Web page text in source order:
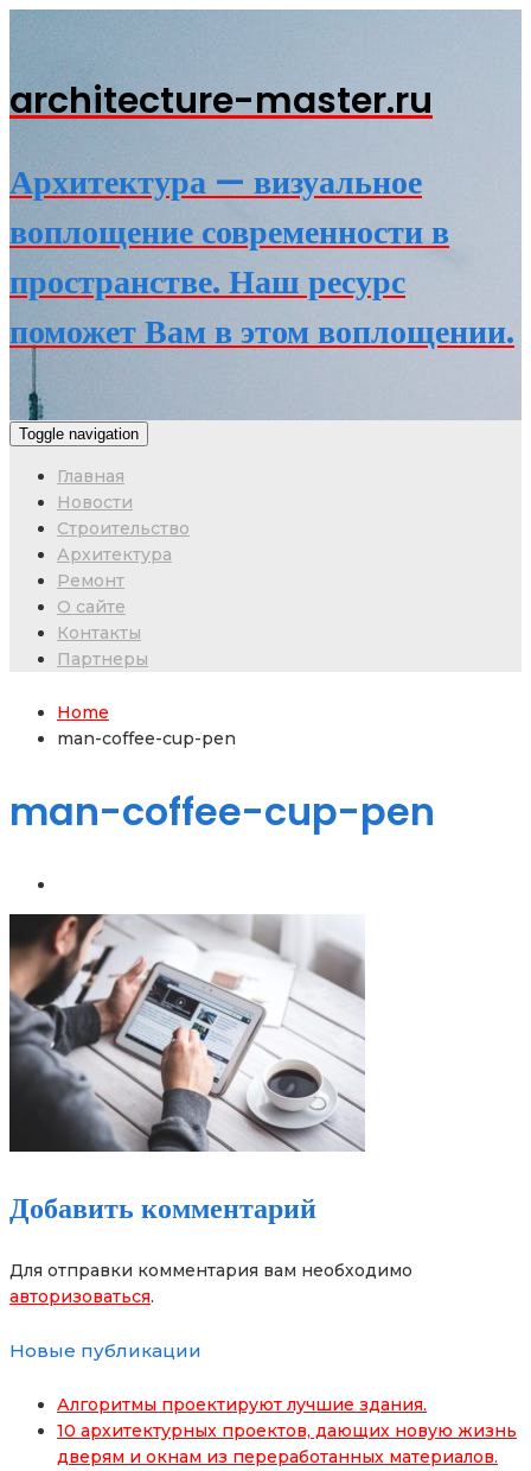
architecture-master.ru
Архитектура — визуальное
воплощение современности в
пространстве. Наш ресурс
поможет Вам в этом воплощении.
Toggle navigation
Главная
Новости
Строительство
Архитектура
Ремонт
О сайте
Контакты
Партнеры
Home
man-coffee-cup-pen
man-coffee-cup-pen
Добавить комментарий
Для отправки комментария вам необходимо
авторизоваться.
Новые публикации
Алгоритмы проектируют лучшие здания.
10 архитектурных проектов, дающих новую жизнь
дверям и окнам из переработанных материалов.